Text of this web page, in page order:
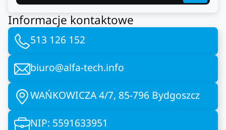
Informacje kontaktowe
513 126 152
biuro@alfa-tech.info
WAŃKOWICZA 4/7, 85-796 Bydgoszcz
NIP: 5591633951